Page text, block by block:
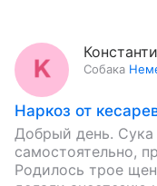
Собака
Наркоз от
Добрый день. Сука
самостоятельно,
Родилось трое